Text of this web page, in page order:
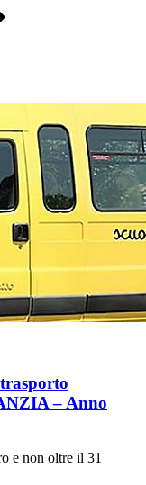
– Anno
e non oltre il 31